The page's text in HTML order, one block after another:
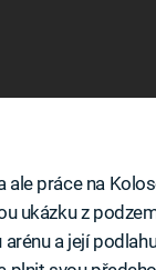
ale práce na
ukázku z
a její